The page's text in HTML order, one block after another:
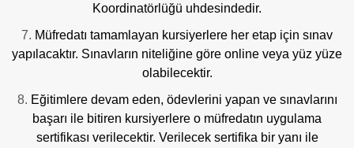
Koordinatörlüğü uhdesindedir.
Müfredatı tamamlayan kursiyerlere her etap için sınav
yapılacaktır. Sınavların niteliğine göre online veya yüz yüze
olabilecektir.
Eğitimlere devam eden, ödevlerini yapan ve sınavlarını
başarı ile bitiren kursiyerlere o müfredatın uygulama
sertifikası verilecektir. Verilecek sertifika bir yanı ile